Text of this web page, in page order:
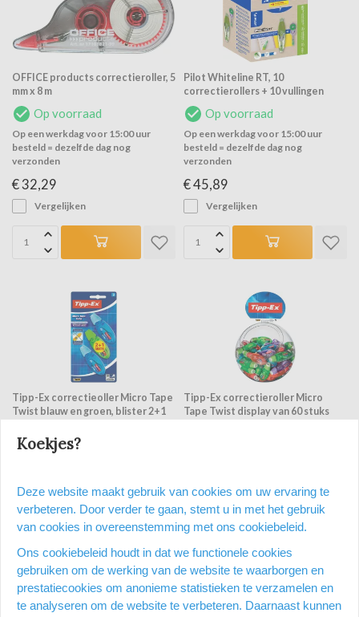
OFFICE products correctieroller, 5
mm x 8 m
Op voorraad
Op een werkdag voor 15:00 uur
besteld = dezelfde dag nog
verzonden
€ 32,29
Vergelijken
Pilot Whiteline RT, 10
correctierollers + 10 vullingen
Op voorraad
Op een werkdag voor 15:00 uur
besteld = dezelfde dag nog
verzonden
€ 45,89
Vergelijken
Tipp-Ex correctieoller Micro Tape
Twist blauw en groen, blister 2+1
Op voorraad
verzonden
€ 8,29
Tipp-Ex correctieroller Micro
Tape Twist display van 60 stuks
verzonden
€ 185,66
Koekjes?
Deze website maakt gebruik van cookies om uw ervaring te
verbeteren. Door verder te gaan, stemt u in met het gebruik
van cookies in overeenstemming met ons cookiebeleid.
Ons cookiebeleid houdt in dat we functionele cookies
gebruiken om de werking van de website te waarborgen en
prestatiecookies om anonieme statistieken te verzamelen en
te analyseren om de website te verbeteren. Daarnaast kunnen